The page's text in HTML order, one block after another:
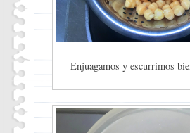
Enjuagamos y escurrimos